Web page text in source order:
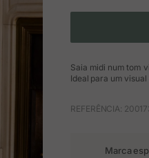
Saia midi num tom
Ideal para um
REFERÊNCIA:
Marca